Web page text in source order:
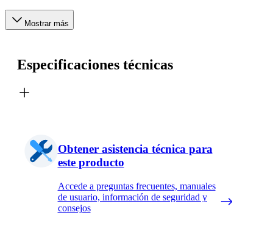
Mostrar más
Especificaciones técnicas
Obtener asistencia técnica para
este producto
Accede a preguntas frecuentes, manuales
de usuario, información de seguridad y
consejos